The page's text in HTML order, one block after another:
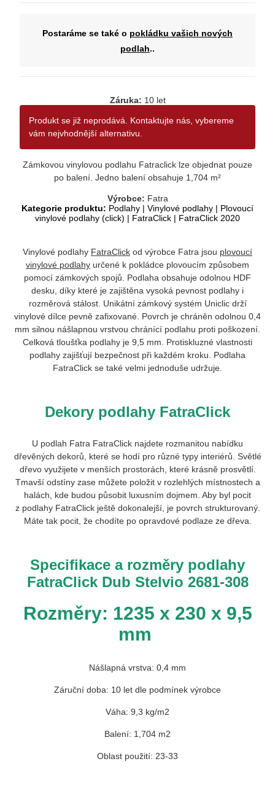
Postaráme se také o pokládku vašich nových
podlah..
Záruka: 10 let
Produkt se již neprodává. Kontaktujte nás, vybereme
vám nejvhodnější alternativu.
Zámkovou vinylovou podlahu Fatraclick lze objednat pouze
po balení. Jedno balení obsahuje 1,704 m²
Výrobce: Fatra
Kategorie produktu: Podlahy | Vinylové podlahy | Plovoucí
vinylové podlahy (click) | FatraClick | FatraClick 2020
Vinylové podlahy FatraClick od výrobce Fatra jsou plovoucí
vinylové podlahy určené k pokládce plovoucím způsobem
pomocí zámkových spojů. Podlaha obsahuje odolnou HDF
desku, díky které je zajištěna vysoká pevnost podlahy i
rozměrová stálost. Unikátní zámkový systém Uniclic drží
vinylové dílce pevně zafixované. Povrch je chráněn odolnou 0,4
mm silnou nášlapnou vrstvou chránící podlahu proti poškození.
Celková tloušťka podlahy je 9,5 mm. Protiskluzné vlastnosti
podlahy zajišťují bezpečnost při každém kroku. Podlaha
FatraClick se také velmi jednoduše udržuje.
Dekory podlahy FatraClick
U podlah Fatra FatraClick najdete rozmanitou nabídku
dřevěných dekorů, které se hodí pro různé typy interiérů. Světlé
dřevo využijete v menších prostorách, které krásně prosvětlí.
Tmavší odstíny zase můžete položit v rozlehlých místnostech a
halách, kde budou působit luxusním dojmem. Aby byl pocit
z podlahy FatraClick ještě dokonalejší, je povrch strukturovaný.
Máte tak pocit, že chodíte po opravdové podlaze ze dřeva.
Specifikace a rozměry podlahy
FatraClick Dub Stelvio 2681-308
Rozměry: 1235 x 230 x 9,5
mm
Nášlapná vrstva: 0,4 mm
Záruční doba: 10 let dle podmínek výrobce
Váha: 9,3 kg/m2
Balení: 1,704 m2
Oblast použití: 23-33